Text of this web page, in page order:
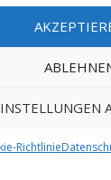
Richtlinie
with FA